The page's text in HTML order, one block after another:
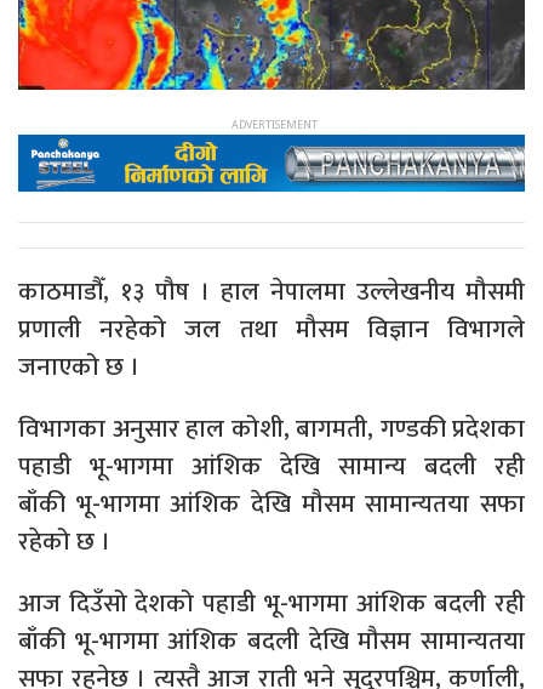
काठमाडौँ, १३ पौष । हाल नेपालमा उल्लेखनीय मौसमी
प्रणाली नरहेको जल तथा मौसम विज्ञान विभागले
जनाएको छ ।
विभागका अनुसार हाल कोशी, बागमती, गण्डकी प्रदेशका
पहाडी भू-भागमा आंशिक देखि सामान्य बदली रही
बाँकी भू-भागमा आंशिक देखि मौसम सामान्यतया सफा
रहेको छ ।
आज दिउँसो देशको पहाडी भू-भागमा आंशिक बदली रही
बाँकी भू-भागमा आंशिक बदली देखि मौसम सामान्यतया
सफा रहनेछ । त्यस्तै आज राती भने सुदूरपश्चिम, कर्णाली,